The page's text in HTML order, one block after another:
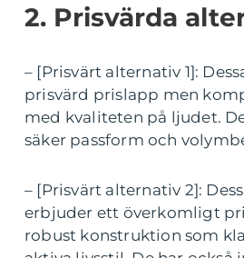
2. Prisvärda
– [Prisvärt alternativ 1]:
prisvärd prislapp men
med kvaliteten på ljudet.
säker passform och
– [Prisvärt alternativ 2]:
erbjuder ett överkomligt
robust konstruktion som